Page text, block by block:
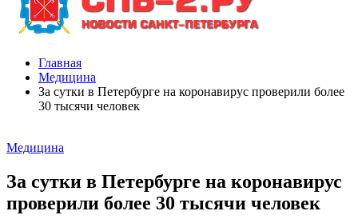
Главная
Медицина
За сутки в Петербурге на коронавирус проверили более
30 тысячи человек
Медицина
За сутки в Петербурге на коронавирус
проверили более 30 тысячи человек